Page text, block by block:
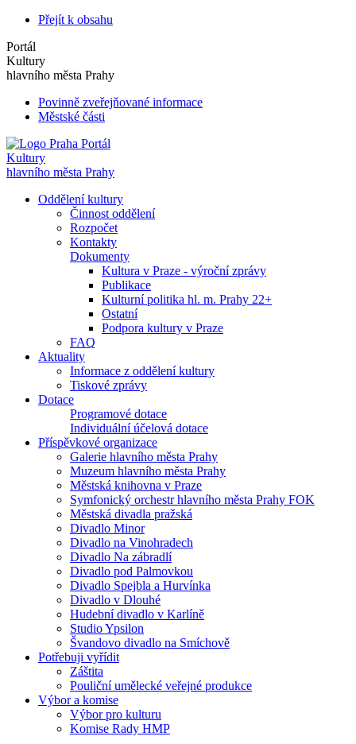
Přejít k obsahu
Portál
Kultury
hlavního města Prahy
Povinně zveřejňované informace
Městské části
Portál
Kultury
hlavního města Prahy
Oddělení kultury
Činnost oddělení
Rozpočet
Kontakty
Dokumenty
Kultura v Praze - výroční zprávy
Publikace
Kulturní politika hl. m. Prahy 22+
Ostatní
Podpora kultury v Praze
FAQ
Aktuality
Informace z oddělení kultury
Tiskové zprávy
Dotace
Programové dotace
Individuální účelová dotace
Příspěvkové organizace
Galerie hlavního města Prahy
Muzeum hlavního města Prahy
Městská knihovna v Praze
Symfonický orchestr hlavního města Prahy FOK
Městská divadla pražská
Divadlo Minor
Divadlo na Vinohradech
Divadlo Na zábradlí
Divadlo pod Palmovkou
Divadlo Spejbla a Hurvínka
Divadlo v Dlouhé
Hudební divadlo v Karlíně
Studio Ypsilon
Švandovo divadlo na Smíchově
Potřebuji vyřídit
Záštita
Pouliční umělecké veřejné produkce
Výbor a komise
Výbor pro kulturu
Komise Rady HMP